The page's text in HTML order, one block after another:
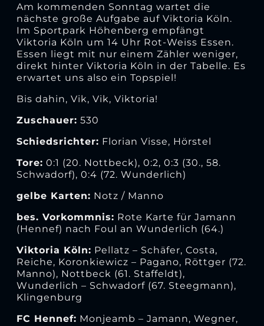
Am kommenden Sonntag wartet die
nächste große Aufgabe auf Viktoria Köln.
Im Sportpark Höhenberg empfängt
Viktoria Köln um 14 Uhr Rot-Weiss Essen.
Essen liegt mit nur einem Zähler weniger,
direkt hinter Viktoria Köln in der Tabelle. Es
erwartet uns also ein Topspiel!
Bis dahin, Vik, Vik, Viktoria!
Zuschauer: 530
Schiedsrichter: Florian Visse, Hörstel
Tore: 0:1 (20. Nottbeck), 0:2, 0:3 (30., 58.
Schwadorf), 0:4 (72. Wunderlich)
gelbe Karten: Notz / Manno
bes. Vorkommnis: Rote Karte für Jamann
(Hennef) nach Foul an Wunderlich (64.)
Viktoria Köln: Pellatz – Schäfer, Costa,
Reiche, Koronkiewicz – Pagano, Röttger (72.
Manno), Nottbeck (61. Staffeldt),
Wunderlich – Schwadorf (67. Steegmann),
Klingenburg
FC Hennef: Monjeamb – Jamann, Wegner,